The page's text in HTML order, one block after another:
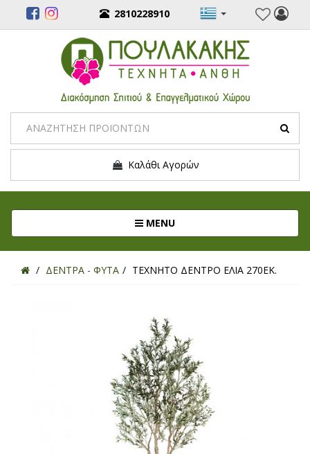
2810228910
Καλάθι Αγορών
MENUToggle navigation
ΔΕΝΤΡΑ - ΦΥΤΑ ΤΕΧΝΗΤΟ ΔΕΝΤΡΟ ΕΛΙΑ 270ΕΚ.